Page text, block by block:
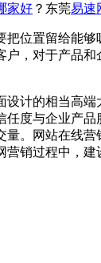
家好 ？东莞易速
位置留给能够
，对于产品和
计的相当高
度与企业产品
。网站在线
销过程中，